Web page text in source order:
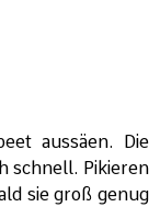
aussäen. Die
schnell. Pikieren
sie groß genug